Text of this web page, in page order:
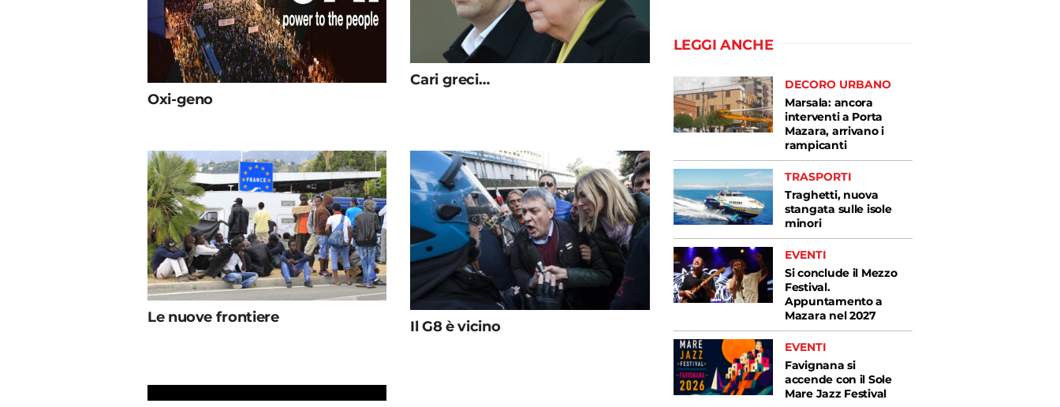
Oxi-geno
Cari greci…
Le nuove frontiere
Il G8 è vicino
LEGGI ANCHE
DECORO URBANO
Marsala: ancora
interventi a Porta
Mazara, arrivano i
rampicanti
TRASPORTI
Traghetti, nuova
stangata sulle isole
minori
EVENTI
Si conclude il Mezzo
Festival.
Appuntamento a
Mazara nel 2027
EVENTI
Favignana si
accende con il Sole
Mare Jazz Festival